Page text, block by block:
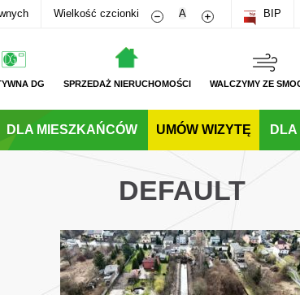
Wielkość czcionki Zmniejsz rozmiar czcionki
A Zwiększ rozmiar
BIP
DG SPRZEDAŻ NIERUCHOMOŚCI WALCZYMY ZE
DLA MIESZKAŃCÓW UMÓW WIZYTĘ
DEFAULT